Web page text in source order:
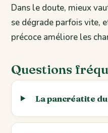
Dans le doute, mieux
se dégrade parfois vite,
précoce améliore les
Questions
La pancréatite